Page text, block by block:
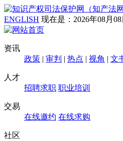
ENGLISH 现在是： 2026年08月
资讯
政策 | 审判 | 热点 | 视角 | 文
人才
招聘求职 职业培训
交易
在线邀约 在线求购
社区